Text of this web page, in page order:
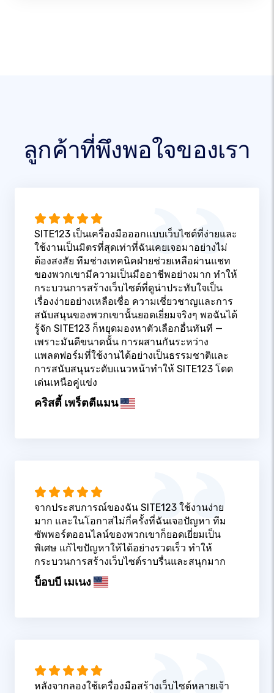
ลูกค้าที่พึงพอใจของเรา
SITE123 เป็นเครื่องมือออกแบบเว็บไซต์ที่ง่ายและ
ใช้งานเป็นมิตรที่สุดเท่าที่ฉันเคยเจอมาอย่างไม่
ต้องสงสัย ทีมช่างเทคนิคฝ่ายช่วยเหลือผ่านแชท
ของพวกเขามีความเป็นมืออาชีพอย่างมาก ทำให้
กระบวนการสร้างเว็บไซต์ที่ดูน่าประทับใจเป็น
เรื่องง่ายอย่างเหลือเชื่อ ความเชี่ยวชาญและการ
สนับสนุนของพวกเขานั้นยอดเยี่ยมจริงๆ พอฉันได้
รู้จัก SITE123 ก็หยุดมองหาตัวเลือกอื่นทันที —
เพราะมันดีขนาดนั้น การผสานกันระหว่าง
แพลตฟอร์มที่ใช้งานได้อย่างเป็นธรรมชาติและ
การสนับสนุนระดับแนวหน้าทำให้ SITE123 โดด
เด่นเหนือคู่แข่ง
คริสตี้ เพร็ตตีแมน
จากประสบการณ์ของฉัน SITE123 ใช้งานง่าย
มาก และในโอกาสไม่กี่ครั้งที่ฉันเจอปัญหา ทีม
ซัพพอร์ตออนไลน์ของพวกเขาก็ยอดเยี่ยมเป็น
พิเศษ แก้ไขปัญหาให้ได้อย่างรวดเร็ว ทำให้
กระบวนการสร้างเว็บไซต์ราบรื่นและสนุกมาก
บ็อบบี เมเนง
หลังจากลองใช้เครื่องมือสร้างเว็บไซต์หลายเจ้า